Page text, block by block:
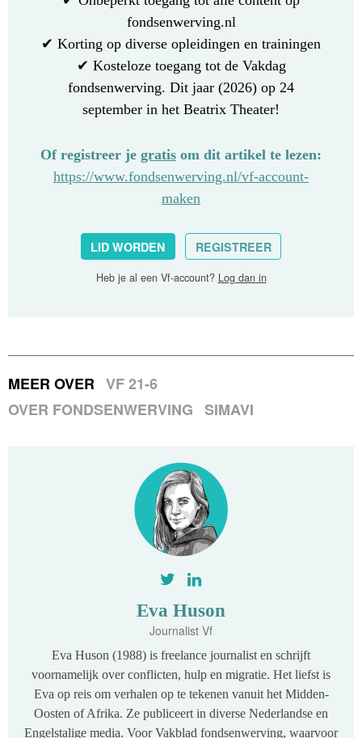
fondsenwerving.nl
✔ Korting op diverse opleidingen en trainingen
✔ Kosteloze toegang tot de Vakdag
fondsenwerving. Dit jaar (2026) op 24
september in het Beatrix Theater!
Of registreer je gratis om dit artikel te lezen:
https://www.fondsenwerving.nl/vf-account-
maken
LID WORDEN REGISTREER
Heb je al een Vf-account? Log dan in
MEER OVER VF 21-6
OVER FONDSENWERVING SIMAVI
Eva Huson
Journalist Vf
Eva Huson (1988) is freelance journalist en schrijft
voornamelijk over conflicten, hulp en migratie. Het liefst is
Eva op reis om verhalen op te tekenen vanuit het Midden-
Oosten of Afrika. Ze publiceert in diverse Nederlandse en
Engelstalige media. Voor Vakblad fondsenwerving, waarvoor